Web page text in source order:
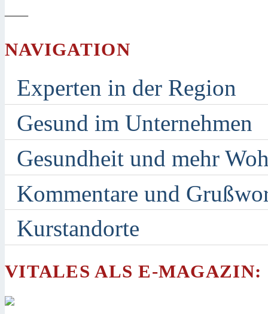
—
NAVIGATION
Experten in der Region
Gesund im Unternehmen
Gesundheit und mehr
Kommentare und
Kurstandorte
VITALES ALS E-MAGAZIN: